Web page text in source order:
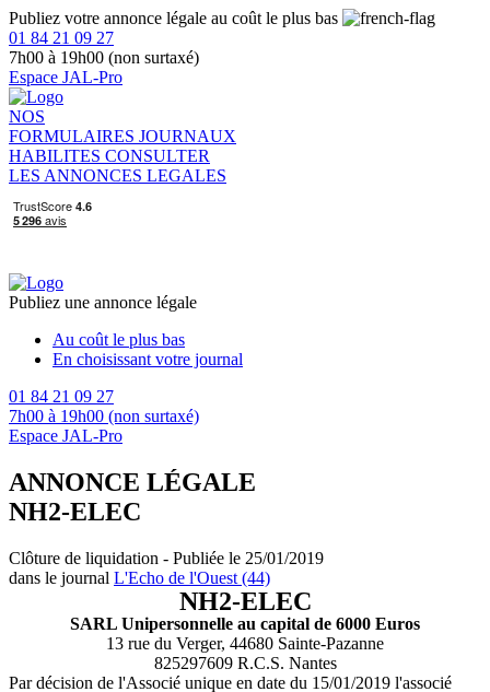
Publiez votre annonce légale au coût le plus bas
01 84 21 09 27
7h00 à 19h00 (non surtaxé)
Espace JAL-Pro
NOS
FORMULAIRES JOURNAUX
HABILITES CONSULTER
LES ANNONCES LEGALES
Publiez une annonce légale
Au coût le plus bas
En choisissant votre journal
01 84 21 09 27
7h00 à 19h00 (non surtaxé)
Espace JAL-Pro
ANNONCE LÉGALE
NH2-ELEC
Clôture de liquidation - Publiée le 25/01/2019
dans le journal L'Echo de l'Ouest (44)
NH2-ELEC
SARL Unipersonnelle au capital de 6000 Euros
13 rue du Verger, 44680 Sainte-Pazanne
825297609 R.C.S. Nantes
Par décision de l'Associé unique en date du 15/01/2019 l'associé